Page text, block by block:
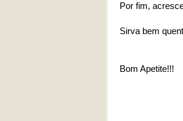
Por fim,
Sirva bem
Bom Apetite!!!